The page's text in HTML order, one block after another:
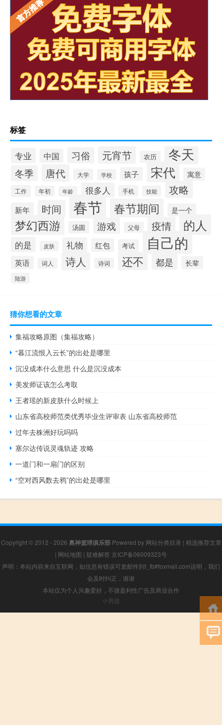
标签
专业 中国 习俗 元宵节 农历 冬天
冬季 唐代 大学 学校 孩子 宋代 寓意
工作 年初 年龄 很多人 手机 技能 攻略
新年 时间 春节 春节期间 是一个
梦幻西游 汤圆 游戏 父母 疫情 的人
的是 皮肤 礼物 红包 考试 自己的
英语 词人 诗人 诗词 还不 都是 长辈
陆游
猜你想看的文章
集福攻略原图（集福攻略）
“暮江流恨入云长”的出处是哪里
沉没成本什么意思 什么是沉没成本
美发师证该怎么考取
王者瑶的新皮肤什么时候上
山东省高校师范类优秀毕业生评审表 山东省高校师范
过年去株洲好玩吗吗
塞尔达传说灵魂轨迹 攻略
一道门和一扇门的区别
“空对西风数去鸦”的出处是哪里
Copyright © 2012 - 2026 奥神篮球俱乐部Powered by 网站分类目录 | 精选推荐文章
| 网站地图 | 疑难解答 京ICP备06009323号
声明：本站内容来自互联网，如信息有错误可发邮件到f_fb#foxmail.com说明，我们
会及时纠正，谢谢
本站仅为个人兴趣爱好，不接盈利性广告及商业合作
小男孩